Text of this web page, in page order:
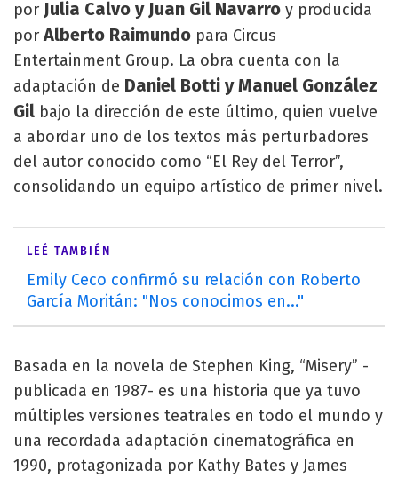
por Julia Calvo y Juan Gil Navarro y producida
porAlberto Raimundo para Circus
Entertainment Group. La obra cuenta con la
adaptación de Daniel Botti y Manuel González
Gil bajo la dirección de este último, quien vuelve
a abordar uno de los textos más perturbadores
del autor conocido como “El Rey del Terror”,
consolidando un equipo artístico de primer nivel.
LEÉ TAMBIÉN
Emily Ceco confirmó su relación con Roberto
García Moritán: "Nos conocimos en..."
Basada en la novela de Stephen King, “Misery” -
publicada en 1987- es una historia que ya tuvo
múltiples versiones teatrales en todo el mundo y
una recordada adaptación cinematográfica en
1990, protagonizada por Kathy Bates y James